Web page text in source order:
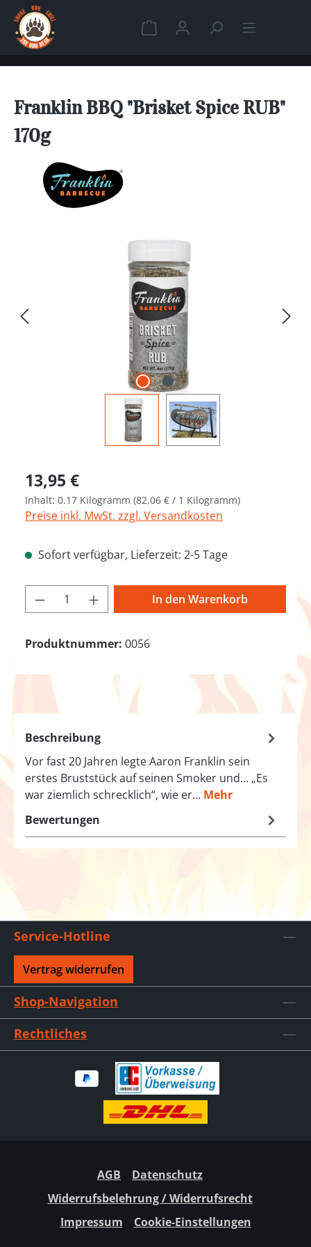
Zum Hauptinhalt springen
Warenkorb enthält 0
Franklin BBQ "Brisket Spice RUB"
170g
Bildergalerie überspringen
Regulärer Preis:
13,95 €
Inhalt: 0.17 Kilogramm (82,06 € / 1 Kilogramm)
Preise inkl. MwSt. zzgl. Versandkosten
Sofort verfügbar, Lieferzeit: 2-5 Tage
Produkt Anzahl: Gib den
In den Warenkorb
Produktnummer: 0056
Beschreibung
Vor fast 20 Jahren legte Aaron Franklin sein
erstes Bruststück auf seinen Smoker und… „Es
war ziemlich schrecklich“, wie er… Mehr
Bewertungen
Service-Hotline
Vertrag widerrufen
Shop-Navigation
Rechtliches
AGB
Datenschutz
Widerrufsbelehrung / Widerrufsrecht
Impressum
Cookie-Einstellungen